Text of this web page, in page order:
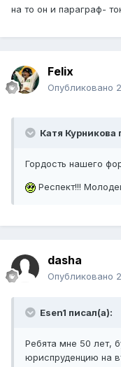
на то он и параграф-
Felix
Опубликовано
Катя Курникова
Гордость нашего
Респект!!!
dasha
Опубликовано
Esen1 писал(а):
Ребята мне 50 лет,
юриспруденцию на